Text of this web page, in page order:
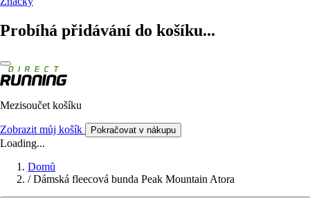
Probíhá přidávání do košíku...
Mezisoučet košíku
Zobrazit můj košík Pokračovat v nákupu
Loading...
Domů
/ Dámská fleecová bunda Peak Mountain Atora